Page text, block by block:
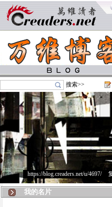
搜索>>
https://blog.creaders.net/u/4697/>
我的名片